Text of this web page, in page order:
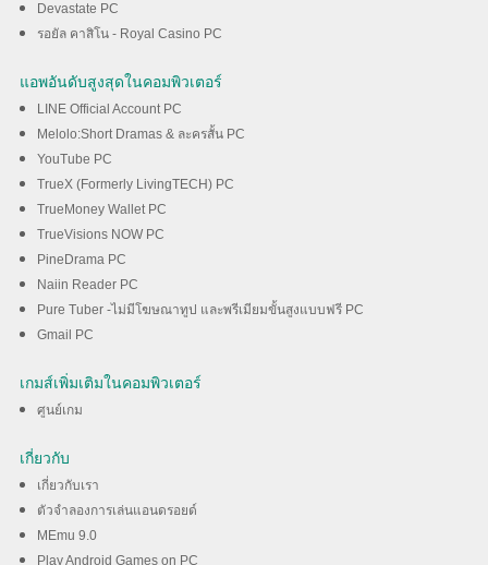
Devastate PC
รอยัล คาสิโน - Royal Casino PC
แอพอันดับสูงสุดในคอมพิวเตอร์
LINE Official Account PC
Melolo:Short Dramas & ละครสั้น PC
YouTube PC
TrueX (Formerly LivingTECH) PC
TrueMoney Wallet PC
TrueVisions NOW PC
PineDrama PC
Naiin Reader PC
Pure Tuber -ไม่มีโฆษณาทูป และพรีเมียมขั้นสูงแบบฟรี PC
Gmail PC
เกมส์เพิ่มเติมในคอมพิวเตอร์
ศูนย์เกม
เกี่ยวกับ
เกี่ยวกับเรา
ตัวจำลองการเล่นแอนดรอยด์
MEmu 9.0
Play Android Games on PC